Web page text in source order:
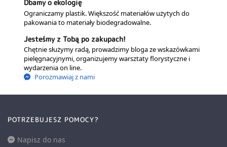
Dbamy o ekologię
Ograniczamy plastik. Większość materiałów użytych do
pakowania to materiały biodegradowalne.
Jesteśmy z Tobą po zakupach!
Chętnie służymy radą, prowadzimy bloga ze wskazówkami
pielęgnacyjnymi, organizujemy warsztaty florystyczne i
wydarzenia on line.
Porozmawiaj z nami
POTRZEBUJESZ POMOCY?
Napisz do nas